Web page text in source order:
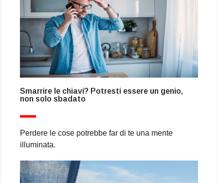
Smarrire le chiavi? Potresti essere un genio,
non solo sbadato
Perdere le cose potrebbe far di te una mente
illuminata.